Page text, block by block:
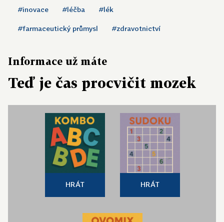
#inovace #léčba #lék
#farmaceutický průmysl #zdravotnictví
Informace už máte
Teď je čas procvičit mozek
HRÁT HRÁT